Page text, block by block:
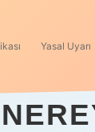
Yasal Uyarı